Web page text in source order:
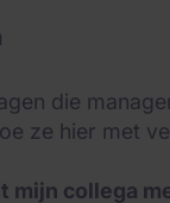
die
ze hier met
mijn collega